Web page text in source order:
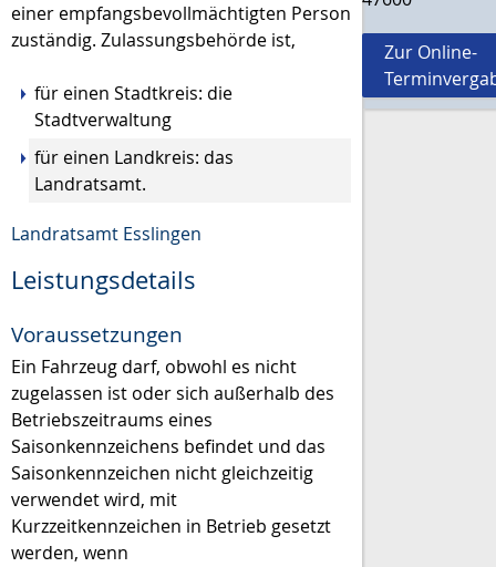
einer empfangsbevollmächtigten Person
zuständig. Zulassungsbehörde ist,
für einen Stadtkreis: die
Stadtverwaltung
für einen Landkreis: das
Landratsamt.
Landratsamt Esslingen
Leistungsdetails
Voraussetzungen
Ein Fahrzeug darf, obwohl es nicht
zugelassen ist oder sich außerhalb des
Betriebszeitraums eines
Saisonkennzeichens befindet und das
Saisonkennzeichen nicht gleichzeitig
verwendet wird, mit
Kurzzeitkennzeichen in Betrieb gesetzt
werden, wenn
Zur Online-